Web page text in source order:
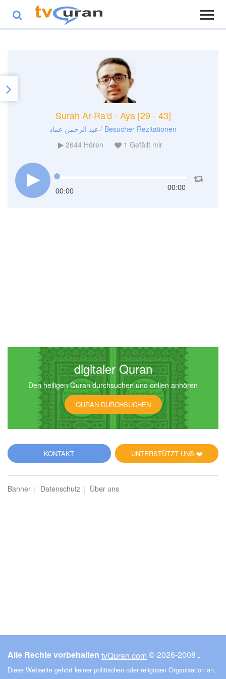
Surah Ar-Ra'd - Aya [29 - 43]
عبد الرحمن عماد / Besucher Rezitationen
2644Hören 1 Gefällt mir
00:00 00:00
digitaler Quran
Den heiligen Quran durchsuchen und onlien anhören
QURAN DURCHSUCHEN
UNTERSTÜTZT UNS ❤️
KONTAKT
Banner Datenschutz Über uns
Alle Rechte vorbehalten tvQuran.com © ـ 2008-2026
Diese Webseite gehört keiner politischen oder religösen Organisation an.